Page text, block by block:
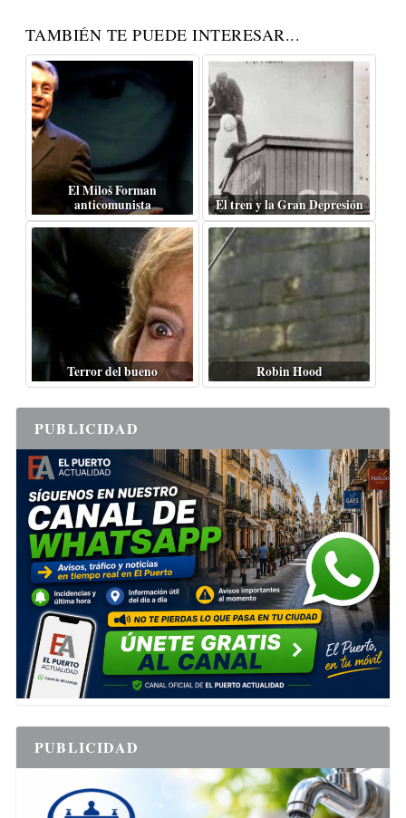
TAMBIÉN TE PUEDE INTERESAR...
El Miloš Forman
anticomunista
El tren y la Gran Depresión
Terror del bueno Robin Hood
PUBLICIDAD
PUBLICIDAD